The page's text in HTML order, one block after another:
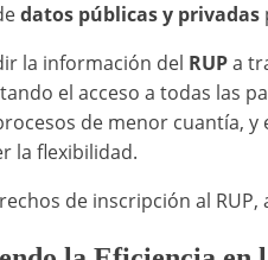
datos públicas y privadas
la información del RUPa
el acceso a todas las
de menor cuantía,
la flexibilidad.
de inscripción al